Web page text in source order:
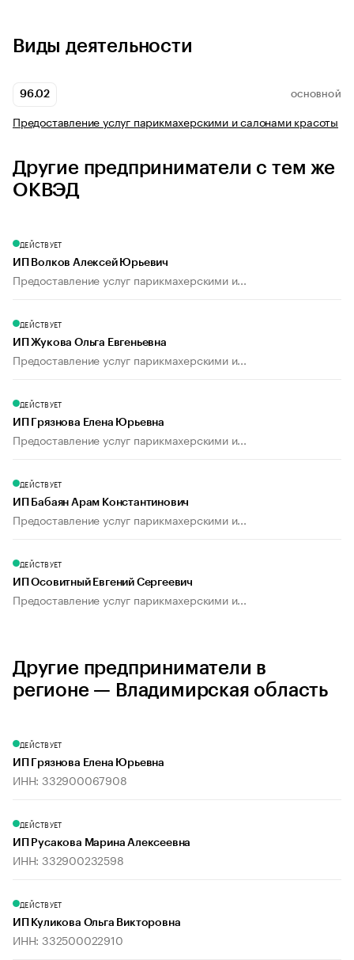
Виды деятельности
96.02 ОСНОВНОЙ
Предоставление услуг парикмахерскими и салонами красоты
Другие предприниматели с тем же
ОКВЭД
ДЕЙСТВУЕТ
ИП Волков Алексей Юрьевич
Предоставление услуг парикмахерскими и...
ДЕЙСТВУЕТ
ИП Жукова Ольга Евгеньевна
Предоставление услуг парикмахерскими и...
ДЕЙСТВУЕТ
ИП Грязнова Елена Юрьевна
Предоставление услуг парикмахерскими и...
ДЕЙСТВУЕТ
ИП Бабаян Арам Константинович
Предоставление услуг парикмахерскими и...
ДЕЙСТВУЕТ
ИП Осовитный Евгений Сергеевич
Предоставление услуг парикмахерскими и...
Другие предприниматели в
регионе — Владимирская область
ДЕЙСТВУЕТ
ИП Грязнова Елена Юрьевна
ИНН: 332900067908
ДЕЙСТВУЕТ
ИП Русакова Марина Алексеевна
ИНН: 332900232598
ДЕЙСТВУЕТ
ИП Куликова Ольга Викторовна
ИНН: 332500022910